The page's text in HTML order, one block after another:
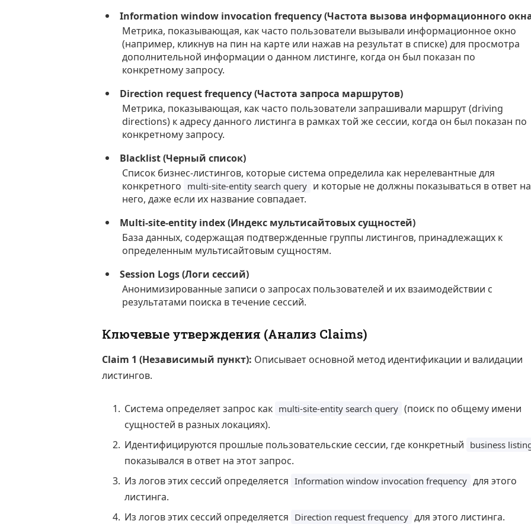
Information window invocation frequency (Частота вызова информационного
Метрика, показывающая, как часто пользователи вызывали информационное окно
(например, кликнув на пин на карте или нажав на результат в списке) для просмотра
дополнительной информации о данном листинге, когда он был показан по
конкретному запросу.
Direction request frequency (Частота запроса маршрутов)
Метрика, показывающая, как часто пользователи запрашивали маршрут (driving
directions) к адресу данного листинга в рамках той же сессии, когда он был показан по
конкретному запросу.
Blacklist (Черный список)
Список бизнес-листингов, которые система определила как нерелевантные для
конкретного multi-site-entity search query и которые не должны показываться в ответ на
него, даже если их название совпадает.
Multi-site-entity index (Индекс мультисайтовых сущностей)
База данных, содержащая подтвержденные группы листингов, принадлежащих к
определенным мультисайтовым сущностям.
Session Logs (Логи сессий)
Анонимизированные записи о запросах пользователей и их взаимодействии с
результатами поиска в течение сессий.
Ключевые утверждения (Анализ Claims)
Claim 1 (Независимый пункт): Описывает основной метод идентификации и валидации
листингов.
Система определяет запрос как multi-site-entity search query (поиск по общему имени
сущностей в разных локациях).
Идентифицируются прошлые пользовательские сессии, где конкретный business
показывался в ответ на этот запрос.
Из логов этих сессий определяется Information window invocation frequency для этого
листинга.
Из логов этих сессий определяется Direction request frequency для этого листинга.